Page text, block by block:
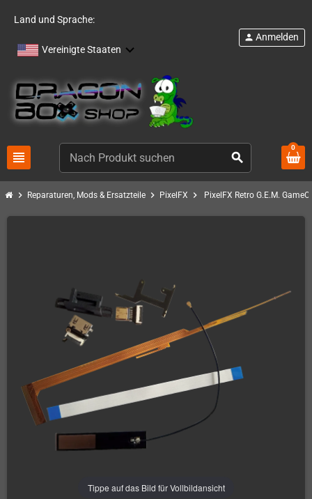
Land und Sprache:
Vereinigte Staaten
view_headline search
person Anmelden
0
chevron_right Reparaturen, Mods & Ersatzteile chevron_right PixelFX chevron_right PixelFX Retro G.E.M.
Tippe auf das Bild für Vollbildansicht